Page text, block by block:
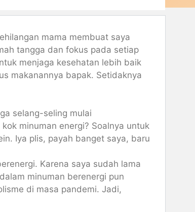
mama membuat saya
tangga dan fokus pada setiap
menjaga kesehatan lebih baik
makanannya bapak. Setidaknya
selang-seling mulai
minuman energi? Soalnya untuk
Iya plis, payah banget saya, baru
Karena saya sudah lama
minuman berenergi pun
di masa pandemi. Jadi,